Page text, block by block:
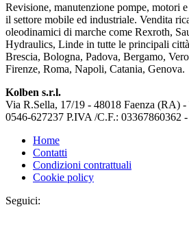
Revisione, manutenzione pompe, motori
il settore mobile ed industriale. Vendita
oleodinamici di marche come Rexroth,
Hydraulics, Linde in tutte le principali
Brescia, Bologna, Padova, Bergamo,
Firenze, Roma, Napoli, Catania, Genova.
Kolben s.r.l.
Via R.Sella, 17/19 - 48018 Faenza (RA)
0546-627237 P.IVA /C.F.: 03367860362
Home
Contatti
Condizioni contrattuali
Cookie policy
Seguici: